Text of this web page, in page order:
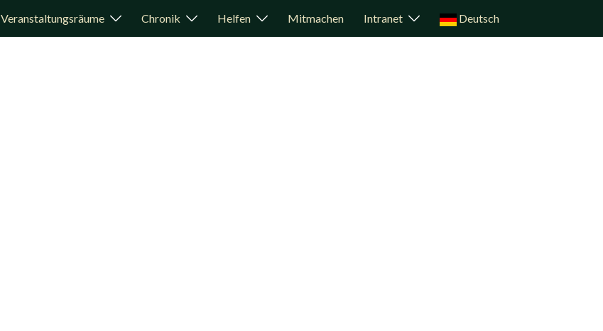
Veranstaltungsräume Chronik Helfen Mitmachen Intranet Deutsch